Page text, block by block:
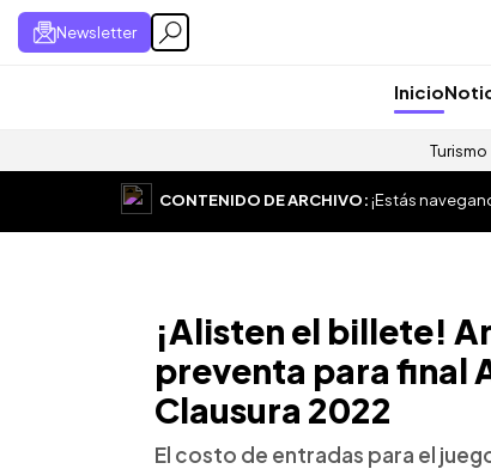
Newsletter
Inicio
Turismo
CONTENIDO DE ARCHIVO:¡Estás
¡Alisten el billete!
preventa para final
Clausura 2022
El costo de entradas para el